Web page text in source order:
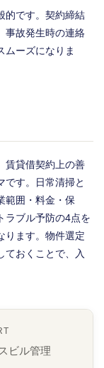
的です。契約締結
事故発生時の連絡
ムーズになりま
賃貸借契約上の善
です。日常清掃と
範囲・料金・保
ラブル予防の4点を
ります。物件選定
ておくことで、入
ビル管理